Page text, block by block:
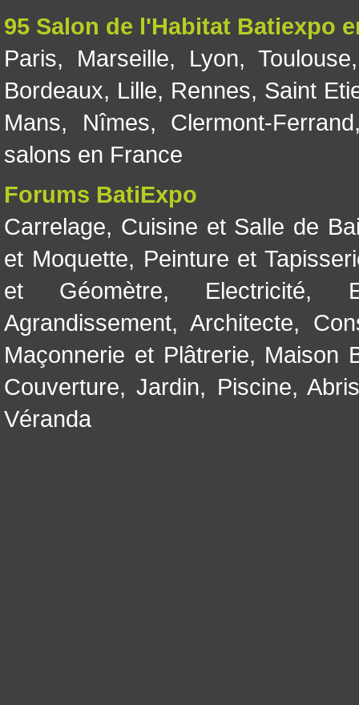
95 Salon de l'Habitat Batiexpo
Paris, Marseille, Lyon, Toulouse
Bordeaux, Lille, Rennes, Saint
Mans, Nîmes, Clermont-Ferrand
salons en France
Forums BatiExpo
Carrelage, Cuisine et Salle de
et Moquette, Peinture et
et Géomètre, Electricité,
Agrandissement, Architecte,
Maçonnerie et Plâtrerie, Maison
Couverture,Jardin, Piscine,
Véranda